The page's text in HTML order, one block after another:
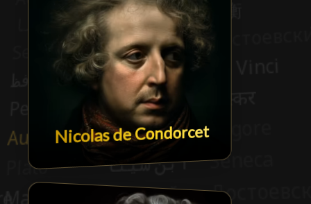
Nicolas de Condorcet